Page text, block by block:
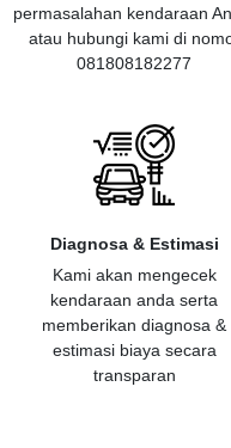
permasalahan kendaraan
atau hubungi kami di
081808182277
Diagnosa & Estimasi
Kami akan mengecek
kendaraan anda serta
memberikan diagnosa &
estimasi biaya secara
transparan